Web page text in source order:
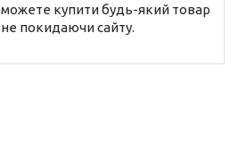
можете купити будь-який товар
не покидаючи сайту.